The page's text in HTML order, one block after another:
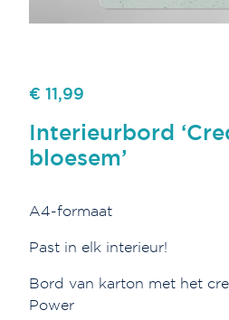
€ 11,99
Interieurbord
bloesem’
A4-formaat
Past in elk interieur!
Bord van karton met het
Power